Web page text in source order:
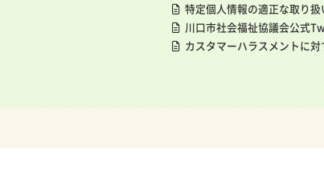
特定個人情報の適正な取り
川口市社会福祉協議会公式
カスタマーハラスメントに